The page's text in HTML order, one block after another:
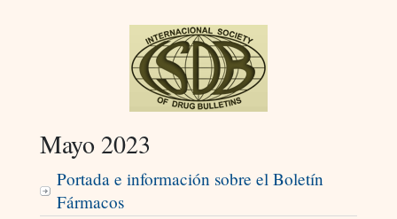
Mayo 2023
Portada e información sobre el Boletín
Fármacos